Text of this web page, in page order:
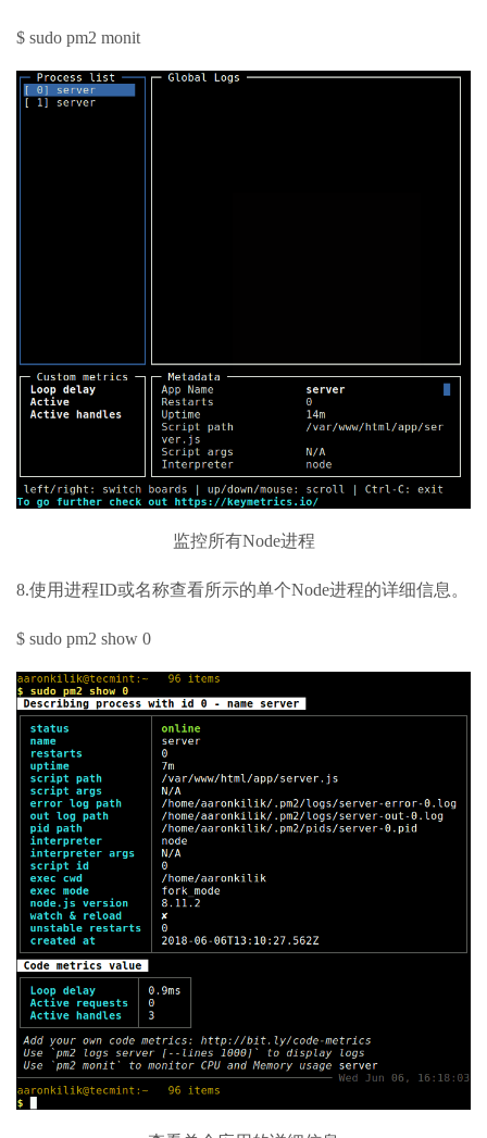
$ sudo pm2 monit
监控所有Node进程
8.使用进程ID或名称查看所示的单个Node进程的详细信息。
$ sudo pm2 show 0